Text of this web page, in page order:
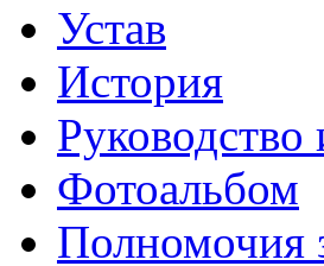
Устав
История
Руководство
Фотоальбом
Полномочия